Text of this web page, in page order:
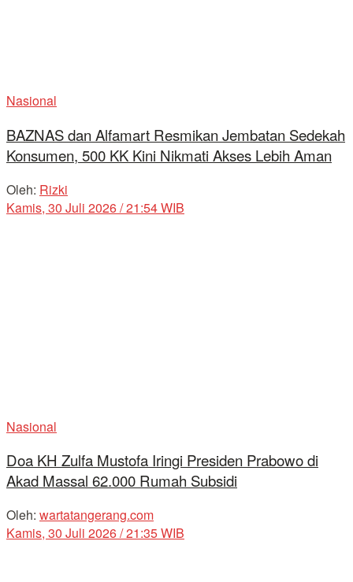
Nasional
BAZNAS dan Alfamart Resmikan Jembatan Sedekah
Konsumen, 500 KK Kini Nikmati Akses Lebih Aman
Oleh: Rizki
Kamis, 30 Juli 2026 / 21:54 WIB
Nasional
Doa KH Zulfa Mustofa Iringi Presiden Prabowo di
Akad Massal 62.000 Rumah Subsidi
Oleh: wartatangerang.com
Kamis, 30 Juli 2026 / 21:35 WIB